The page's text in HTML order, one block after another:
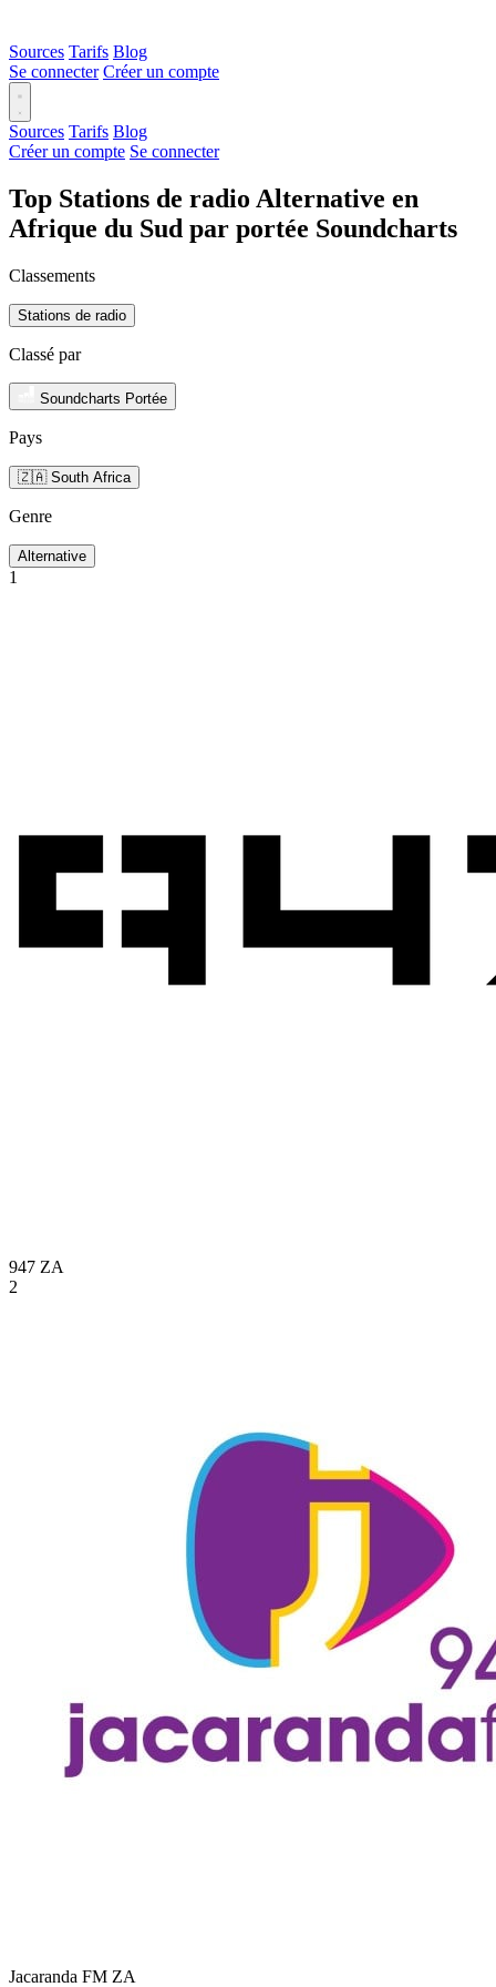
Sources Tarifs Blog
Se connecter Créer un compte
Sources Tarifs Blog
Créer un compte Se connecter
Top Stations de radio Alternative en
Afrique du Sud par portée Soundcharts
Classements
Stations de radio
Classé par
Soundcharts Portée
Pays
🇿🇦 South Africa
Genre
Alternative
1
947 ZA
2
Jacaranda FM ZA